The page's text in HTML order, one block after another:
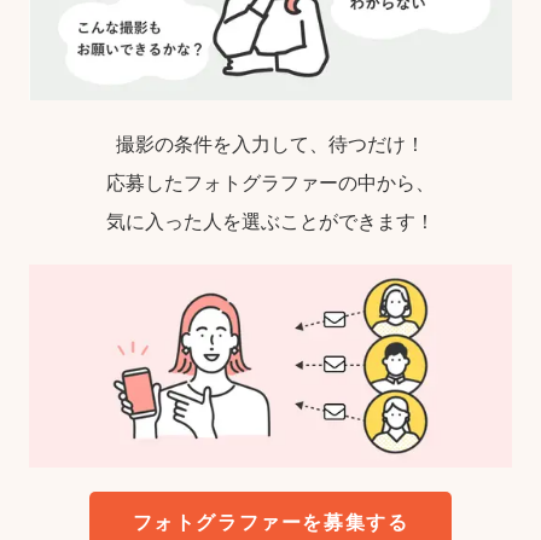
撮影の条件を入力して、待つだけ！
応募したフォトグラファーの中から、
気に入った人を選ぶことができます！
フォトグラファーを募集する